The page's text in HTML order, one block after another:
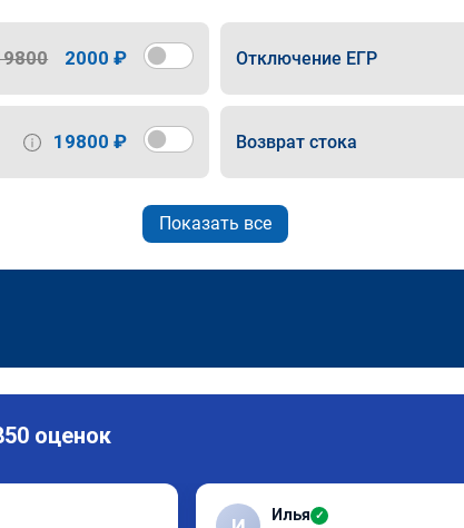
2000 ₽ Отключение ЕГР
19800 ₽ Возврат стока
Показать все
оценок
Илья ✓